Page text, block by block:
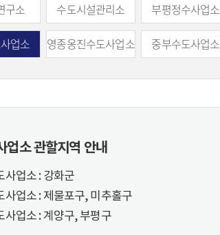
구소 수도시설관리소 부평정수사업소
업소 영종옹진수도사업소 중부수도사업소
업소 관할지역 안내
사업소 : 강화군
사업소 : 제물포구, 미추홀구
사업소 : 계양구, 부평구